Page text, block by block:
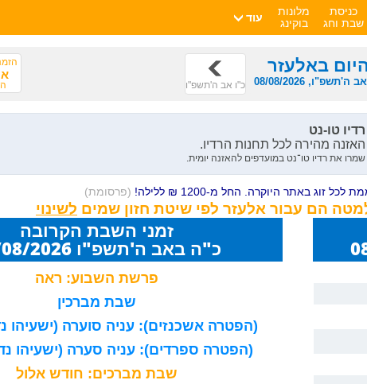
כניסת
שבת וחג
מלונות
בוקינג
עוד
באלעזר
08/08/2026 כ"ו אב ה'תשפ"ו
זוג באתר היוקרה. החל מ-1200 ₪ ללילה! (פרסומת)
הם עבור אלעזר לפי שיטת חזון שמים
זמני השבת הקרובה
כ"ה באב ה'תשפ"ו 08/08/2026
פרשת השבוע: ראה
שבת מברכין
(הפטרה אשכנזים): עניה סוערה (ישעיהו
(הפטרה ספרדים): עניה סערה (ישעיהו
שבת מברכים: חודש אלול